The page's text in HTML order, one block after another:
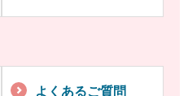
よくあるご質問